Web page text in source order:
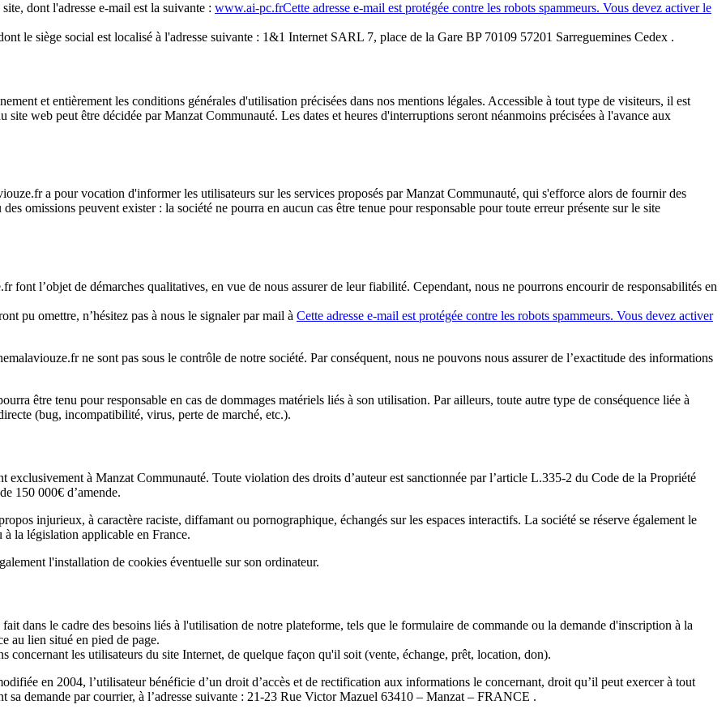
dont l'adresse e-mail est la suivante : www.ai-pc.frCette adresse e-mail est protégée contre les robots spammeurs. Vous devez activer le
le siège social est localisé à l'adresse suivante : 1&1 Internet SARL 7, place de la Gare BP 70109 57201 Sarreguemines Cedex .
et entièrement les conditions générales d'utilisation précisées dans nos mentions légales. Accessible à tout type de visiteurs, il est
web peut être décidée par Manzat Communauté. Les dates et heures d'interruptions seront néanmoins précisées à l'avance aux
a pour vocation d'informer les utilisateurs sur les services proposés par Manzat Communauté, qui s'efforce alors de fournir des
omissions peuvent exister : la société ne pourra en aucun cas être tenue pour responsable pour toute erreur présente sur le site
l’objet de démarches qualitatives, en vue de nous assurer de leur fiabilité. Cependant, nous ne pourrons encourir de responsabilités en
pu omettre, n’hésitez pas à nous le signaler par mail à Cette adresse e-mail est protégée contre les robots spammeurs. Vous devez activer
ne sont pas sous le contrôle de notre société. Par conséquent, nous ne pouvons nous assurer de l’exactitude des informations
être tenu pour responsable en cas de dommages matériels liés à son utilisation. Par ailleurs, toute autre type de conséquence liée à
(bug, incompatibilité, virus, perte de marché, etc.).
à Manzat Communauté. Toute violation des droits d’auteur est sanctionnée par l’article L.335-2 du Code de la Propriété
150 000€ d’amende.
injurieux, à caractère raciste, diffamant ou pornographique, échangés sur les espaces interactifs. La société se réserve également le
la législation applicable en France.
l'installation de cookies éventuelle sur son ordinateur.
dans le cadre des besoins liés à l'utilisation de notre plateforme, tels que le formulaire de commande ou la demande d'inscription à la
au lien situé en pied de page.
concernant les utilisateurs du site Internet, de quelque façon qu'il soit (vente, échange, prêt, location, don).
en 2004, l’utilisateur bénéficie d’un droit d’accès et de rectification aux informations le concernant, droit qu’il peut exercer à tout
sa demande par courrier, à l’adresse suivante : 21-23 Rue Victor Mazuel 63410 – Manzat – FRANCE .